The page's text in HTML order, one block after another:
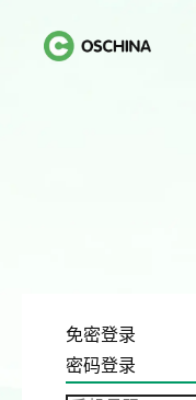
免密登录
密码登录